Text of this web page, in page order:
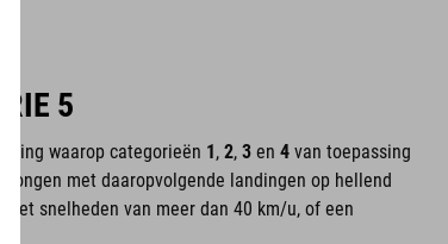
5
waarop categorieën 1, 2, 3 en 4 van toepassing
met daaropvolgende landingen op hellend
snelheden van meer dan 40 km/u, of een